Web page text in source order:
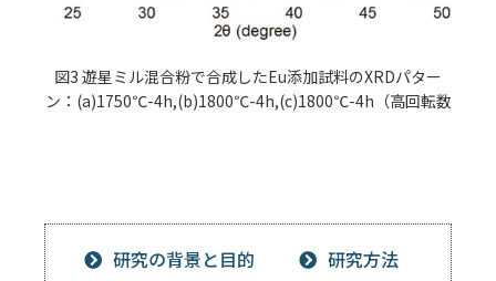
図3 遊星ミル混合粉で合成したEu添加試料のXRDパター
ン：(a)1750℃-4h,(b)1800℃-4h,(c)1800℃-4h（高回転数
研究の背景と目的
研究方法